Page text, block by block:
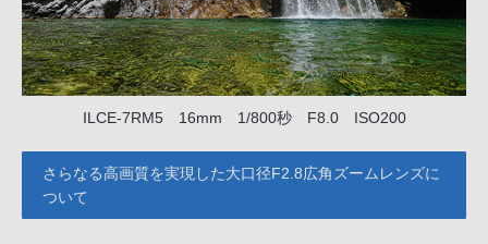
ILCE-7RM5 16mm 1/800秒 F8.0 ISO200
さらなる高画質を実現した大口径F2.8広角ズームレンズに
ついて